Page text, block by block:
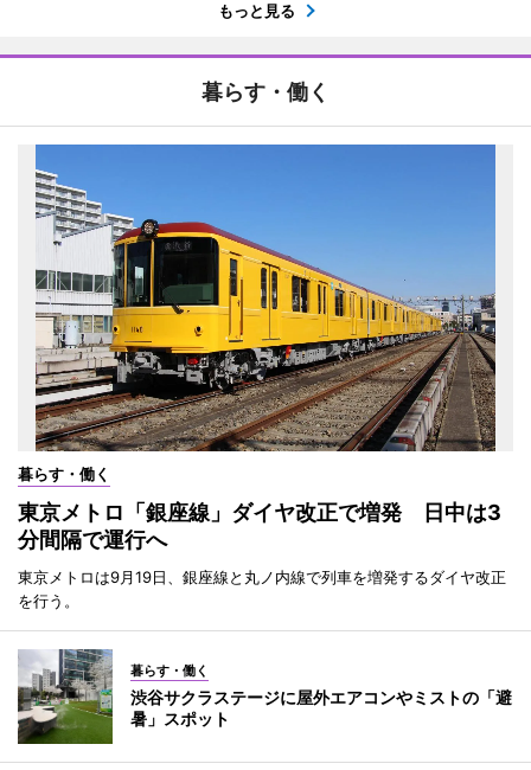
もっと見る
暮らす・働く
暮らす・働く
東京メトロ「銀座線」ダイヤ改正で増発 日中は3
分間隔で運行へ
東京メトロは9月19日、銀座線と丸ノ内線で列車を増発するダイヤ改正
を行う。
暮らす・働く
渋谷サクラステージに屋外エアコンやミストの「避
暑」スポット